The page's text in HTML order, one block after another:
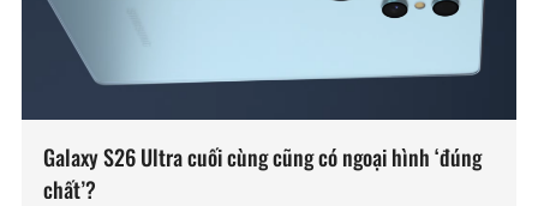
Galaxy S26 Ultra cuối cùng cũng có ngoại hình ‘đúng
chất’?